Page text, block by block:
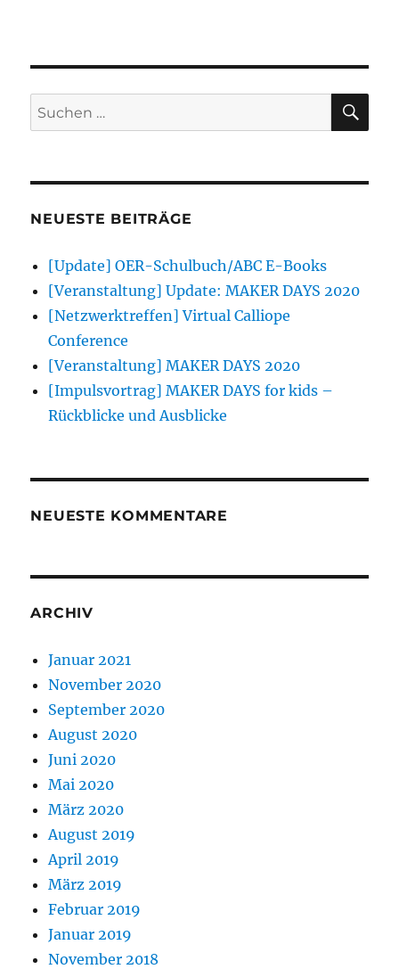
Suchen
nach:
NEUESTE BEITRÄGE
[Update] OER-Schulbuch/ABC E-Books
[Veranstaltung] Update: MAKER DAYS 2020
[Netzwerktreffen] Virtual Calliope
Conference
[Veranstaltung] MAKER DAYS 2020
[Impulsvortrag] MAKER DAYS for kids –
Rückblicke und Ausblicke
NEUESTE KOMMENTARE
ARCHIV
Januar 2021
November 2020
September 2020
August 2020
Juni 2020
Mai 2020
März 2020
August 2019
April 2019
März 2019
Februar 2019
Januar 2019
November 2018